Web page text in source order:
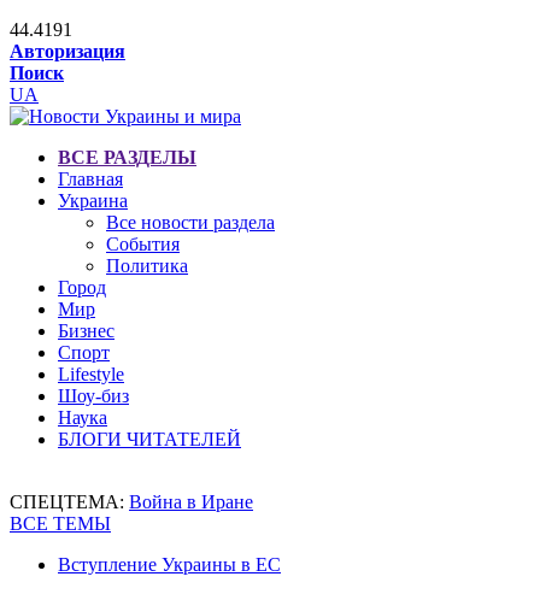
44.4191
Авторизация
Поиск
UA
ВСЕ РАЗДЕЛЫ
Главная
Украина
Все новости раздела
События
Политика
Город
Мир
Бизнес
Спорт
Lifestyle
Шоу-биз
Наука
БЛОГИ ЧИТАТЕЛЕЙ
СПЕЦТЕМА: Война в Иране
ВСЕ ТЕМЫ
Вступление Украины в ЕС